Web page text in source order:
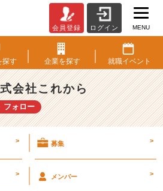
会員登録 ログイン MENU
探す 企業を探す 就職イベント
会社これから
フォロー
> 募集 >
> メンバー >